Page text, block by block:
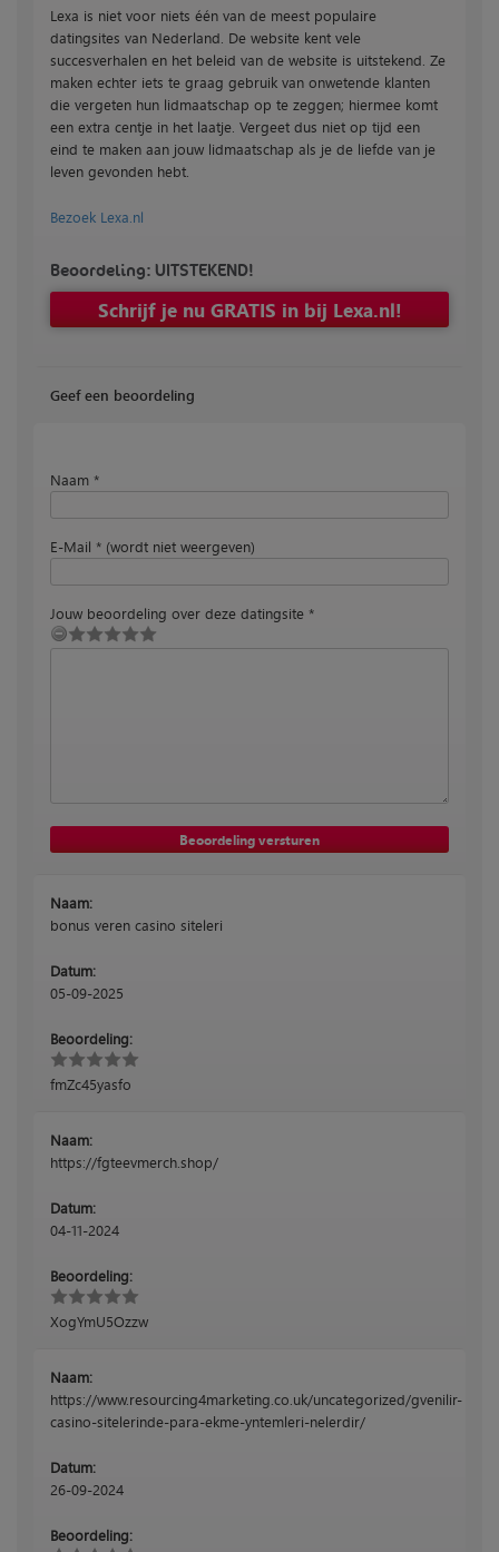
Lexa is niet voor niets één van de meest populaire
datingsites van Nederland. De website kent vele
succesverhalen en het beleid van de website is uitstekend. Ze
maken echter iets te graag gebruik van onwetende klanten
die vergeten hun lidmaatschap op te zeggen; hiermee komt
een extra centje in het laatje. Vergeet dus niet op tijd een
eind te maken aan jouw lidmaatschap als je de liefde van je
leven gevonden hebt.
Bezoek Lexa.nl
Beoordeling: UITSTEKEND!
Schrijf je nu GRATIS in bij Lexa.nl!
Geef een beoordeling
Naam *
E-Mail * (wordt niet weergeven)
Jouw beoordeling over deze datingsite *
Naam:
bonus veren casino siteleri
Datum:
05-09-2025
Beoordeling:
fmZc45yasfo
Naam:
https://fgteevmerch.shop/
Datum:
04-11-2024
Beoordeling:
XogYmU5Ozzw
Naam:
https://www.resourcing4marketing.co.uk/uncategorized/gvenilir-
casino-sitelerinde-para-ekme-yntemleri-nelerdir/
Datum:
26-09-2024
Beoordeling: